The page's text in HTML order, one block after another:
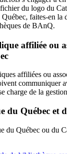
du logo du
faites-en la
de BAnQ.
affiliée ou
affiliées ou
communiquer
charge de la
du Québec et
du Québec ou du